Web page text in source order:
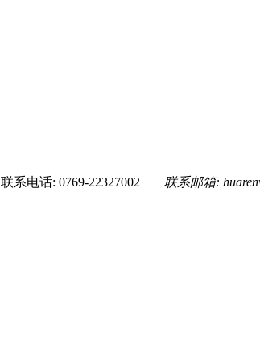
联系电话: 0769-22327002 联系邮箱: